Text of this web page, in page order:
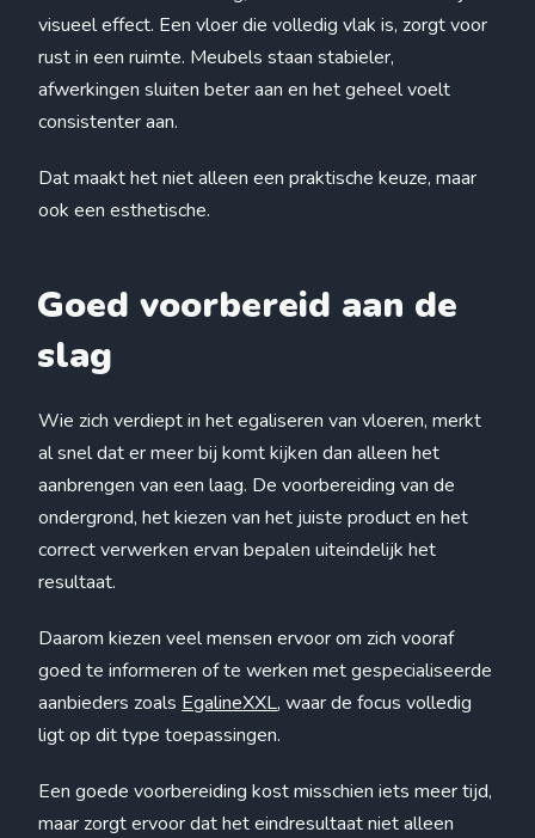
visueel effect. Een vloer die volledig vlak is, zorgt voor
rust in een ruimte. Meubels staan stabieler,
afwerkingen sluiten beter aan en het geheel voelt
consistenter aan.
Dat maakt het niet alleen een praktische keuze, maar
ook een esthetische.
Goed voorbereid aan de
slag
Wie zich verdiept in het egaliseren van vloeren, merkt
al snel dat er meer bij komt kijken dan alleen het
aanbrengen van een laag. De voorbereiding van de
ondergrond, het kiezen van het juiste product en het
correct verwerken ervan bepalen uiteindelijk het
resultaat.
Daarom kiezen veel mensen ervoor om zich vooraf
goed te informeren of te werken met gespecialiseerde
aanbieders zoals EgalineXXL, waar de focus volledig
ligt op dit type toepassingen.
Een goede voorbereiding kost misschien iets meer tijd,
maar zorgt ervoor dat het eindresultaat niet alleen